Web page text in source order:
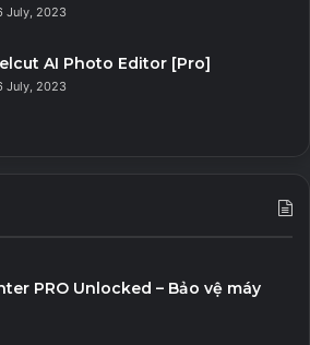
July, 2023
AI Photo Editor [Pro]
July, 2023
PRO Unlocked – Bảo vệ máy